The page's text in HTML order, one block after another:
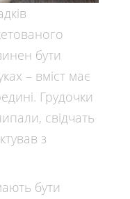
бути
– вміст має
Грудочки
свідчать
з
бути